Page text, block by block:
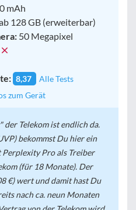
mAh
128 GB (erweiterbar)
50 Megapixel
8,37
Alle Tests
zum Gerät
der Telekom ist endlich da.
bekommst Du hier ein
Pro als Treiber
(für 18 Monate). Der
€) wert und damit hast Du
nach ca. neun Monaten